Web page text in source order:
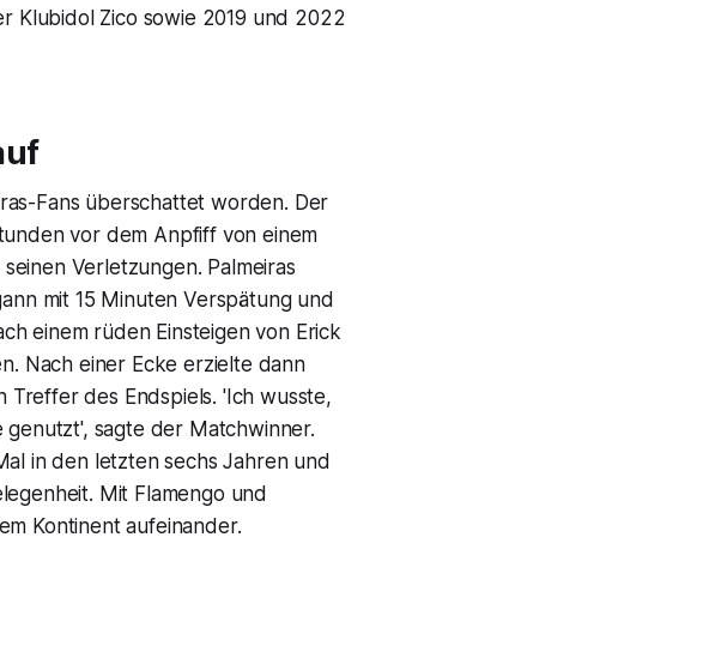
Klubidol Zico sowie 2019 und 2022
Fans überschattet worden. Der
vor dem Anpfiff von einem
Verletzungen. Palmeiras
mit 15 Minuten Verspätung und
einem rüden Einsteigen von Erick
Nach einer Ecke erzielte dann
Treffer des Endspiels. 'Ich wusste,
sagte der Matchwinner.
in den letzten sechs Jahren und
Mit Flamengo und
Kontinent aufeinander.